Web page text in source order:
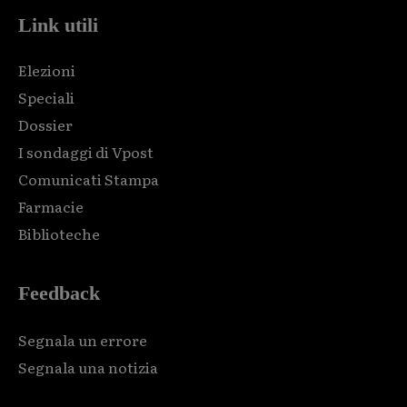
Episodio #4: Il cadavere senza nome
Aug 17, 2023 • 5:29
Episodio #5: l'Ammazzabambini di Incisa
Link utili
Elezioni
Speciali
Dossier
I sondaggi di Vpost
Comunicati Stampa
Farmacie
Biblioteche
Feedback
Segnala un errore
Segnala una notizia